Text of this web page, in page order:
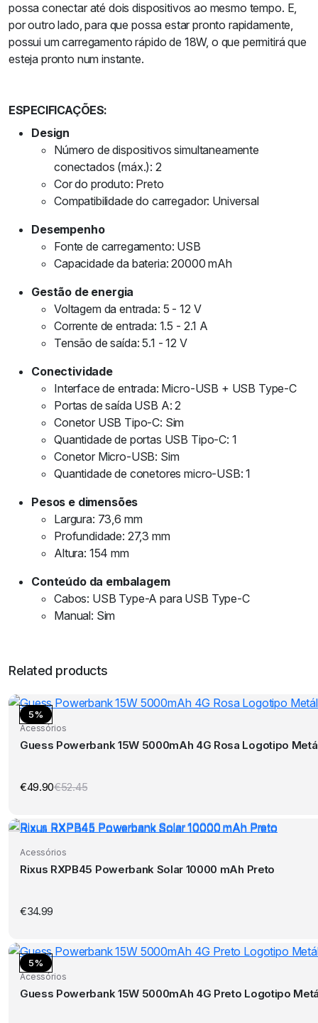
possa conectar até dois dispositivos ao mesmo tempo. E,
por outro lado, para que possa estar pronto rapidamente,
possui um carregamento rápido de 18W, o que permitirá que
esteja pronto num instante.
ESPECIFICAÇÕES:
Design
Número de dispositivos simultaneamente
conectados (máx.): 2
Cor do produto: Preto
Compatibilidade do carregador: Universal
Desempenho
Fonte de carregamento: USB
Capacidade da bateria: 20000 mAh
Gestão de energia
Voltagem da entrada: 5 - 12 V
Corrente de entrada: 1.5 - 2.1 A
Tensão de saída: 5.1 - 12 V
Conectividade
Interface de entrada: Micro-USB + USB Type-C
Portas de saída USB A: 2
Conetor USB Tipo-C: Sim
Quantidade de portas USB Tipo-C: 1
Conetor Micro-USB: Sim
Quantidade de conetores micro-USB: 1
Pesos e dimensões
Largura: 73,6 mm
Profundidade: 27,3 mm
Altura: 154 mm
Conteúdo da embalagem
Cabos: USB Type-A para USB Type-C
Manual: Sim
Related products
5%
Acessórios
Guess Powerbank 15W 5000mAh 4G Rosa Logotipo
€52.45O
era:
€52.45.
€49.90 O
é:
€49.90.
Acessórios
Rixus RXPB45 Powerbank Solar 10000 mAh Preto
€34.99
5%
Acessórios
Guess Powerbank 15W 5000mAh 4G Preto Logotipo